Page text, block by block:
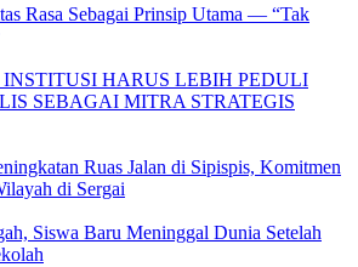
Rasa Sebagai Prinsip Utama — “Tak
HARUS LEBIH PEDULI
SEBAGAI MITRA STRATEGIS
Ruas Jalan di Sipispis, Komitmen
di Sergai
Siswa Baru Meninggal Dunia Setelah